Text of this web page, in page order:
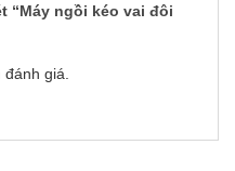
“Máy ngồi kéo vai đôi
giá.